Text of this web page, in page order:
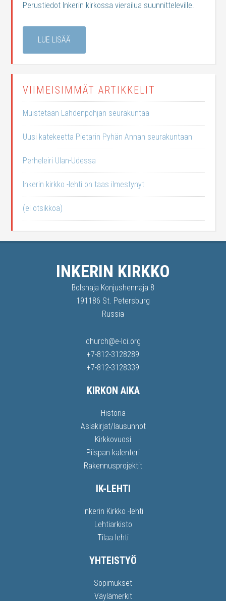
Perustiedot Inkerin kirkossa vierailua suunnitteleville.
LUE LISÄÄ
VIIMEISIMMÄT ARTIKKELIT
Muistetaan Lahdenpohjan seurakuntaa
Uusi katekeetta Pietarin Pyhän Annan seurakuntaan
Perheleiri Ulan-Udessa
Inkerin kirkko -lehti on taas ilmestynyt
(ei otsikkoa)
INKERIN KIRKKO
Bolshaja Konjushennaja 8
191186 St. Petersburg
Russia
church@e-lci.org
+7-812-3128289
+7-812-3128339
KIRKON AIKA
Historia
Asiakirjat/lausunnot
Kirkkovuosi
Piispan kalenteri
Rakennusprojektit
IK-LEHTI
Inkerin Kirkko -lehti
Lehtiarkisto
Tilaa lehti
YHTEISTYÖ
Sopimukset
Väylämerkit